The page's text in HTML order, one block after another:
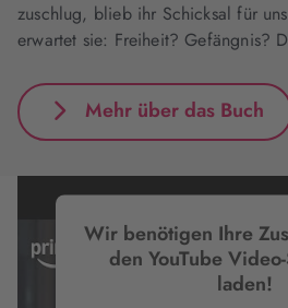
zuschlug, blieb ihr Schicksal für
erwartet sie: Freiheit? Gefängnis?
Mehr über das Buch
Wir benötigen Ihre
den YouTube
laden!